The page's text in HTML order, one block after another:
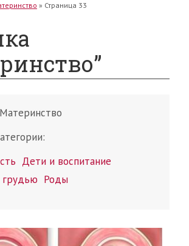
» Страница 33
Материнство
Дети и воспитание
грудью Роды